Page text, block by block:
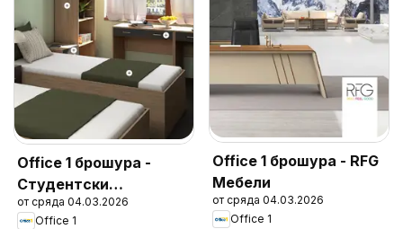
Office 1 брошура -
Студентски
общежития
от сряда 04.03.2026
Office 1
Office 1 брошура - RFG
Мебели
от сряда 04.03.2026
Office 1